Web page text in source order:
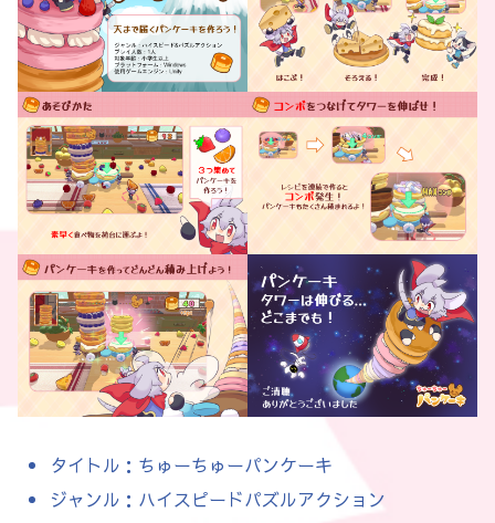
タイトル：ちゅーちゅーパンケーキ
ジャンル：ハイスピードパズルアクション